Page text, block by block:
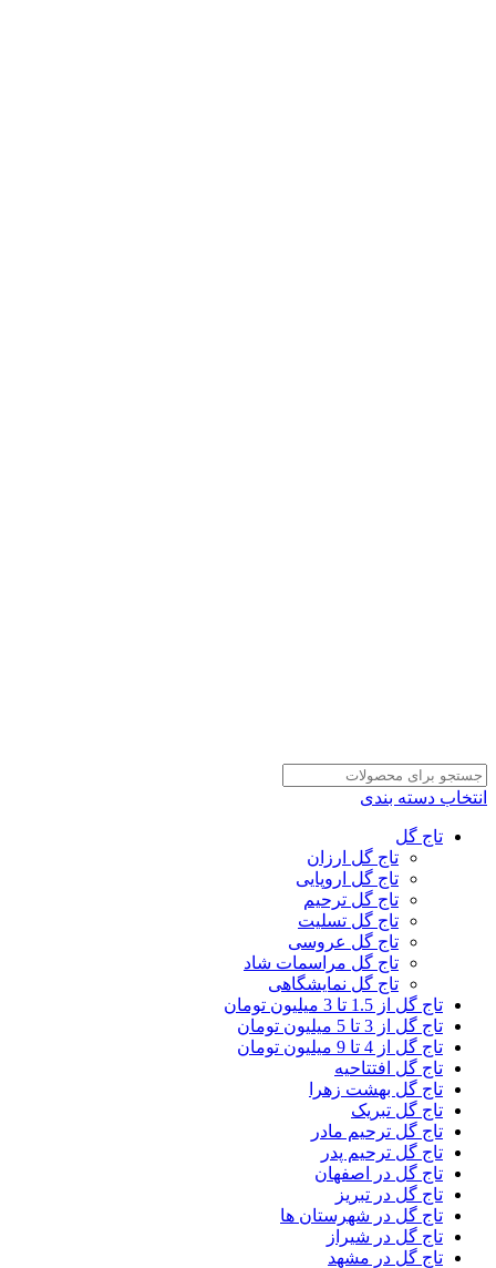
انتخاب دسته بندی
تاج گل
تاج گل ارزان
تاج گل اروپایی
تاج گل ترحیم
تاج گل تسلیت
تاج گل عروسی
تاج گل مراسمات شاد
تاج گل نمایشگاهی
تاج گل از 1.5 تا 3 میلیون تومان
تاج گل از 3 تا 5 میلیون تومان
تاج گل از 4 تا 9 میلیون تومان
تاج گل افتتاحیه
تاج گل بهشت زهرا
تاج گل تبریک
تاج گل ترحیم مادر
تاج گل ترحیم پدر
تاج گل در اصفهان
تاج گل در تبریز
تاج گل در شهرستان ها
تاج گل در شیراز
تاج گل در مشهد